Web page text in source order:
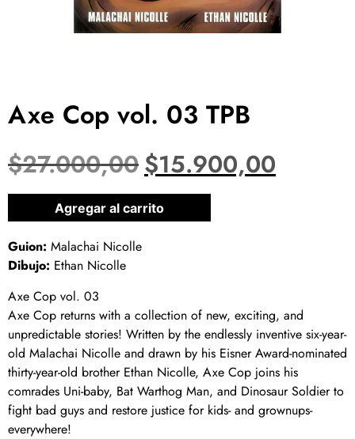
Axe Cop vol. 03 TPB
$27.000,00$15.900,00
1 disponibles
Agregar al carrito
Guion: Malachai Nicolle
Dibujo: Ethan Nicolle
Axe Cop vol. 03
Axe Cop returns with a collection of new, exciting, and
unpredictable stories! Written by the endlessly inventive six-year-
old Malachai Nicolle and drawn by his Eisner Award-nominated
thirty-year-old brother Ethan Nicolle, Axe Cop joins his
comrades Uni-baby, Bat Warthog Man, and Dinosaur Soldier to
fight bad guys and restore justice for kids- and grownups-
everywhere!